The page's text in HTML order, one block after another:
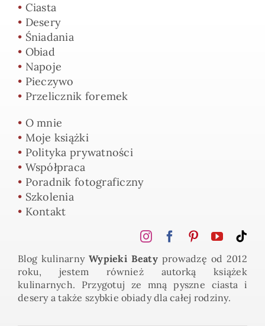
• Ciasta
• Desery
• Śniadania
• Obiad
• Napoje
• Pieczywo
• Przelicznik foremek
• O mnie
• Moje książki
• Polityka prywatności
• Współpraca
• Poradnik fotograficzny
• Szkolenia
• Kontakt
Blog kulinarny Wypieki Beaty prowadzę od 2012
roku, jestem również autorką książek
kulinarnych. Przygotuj ze mną pyszne ciasta i
desery a także szybkie obiady dla całej rodziny.